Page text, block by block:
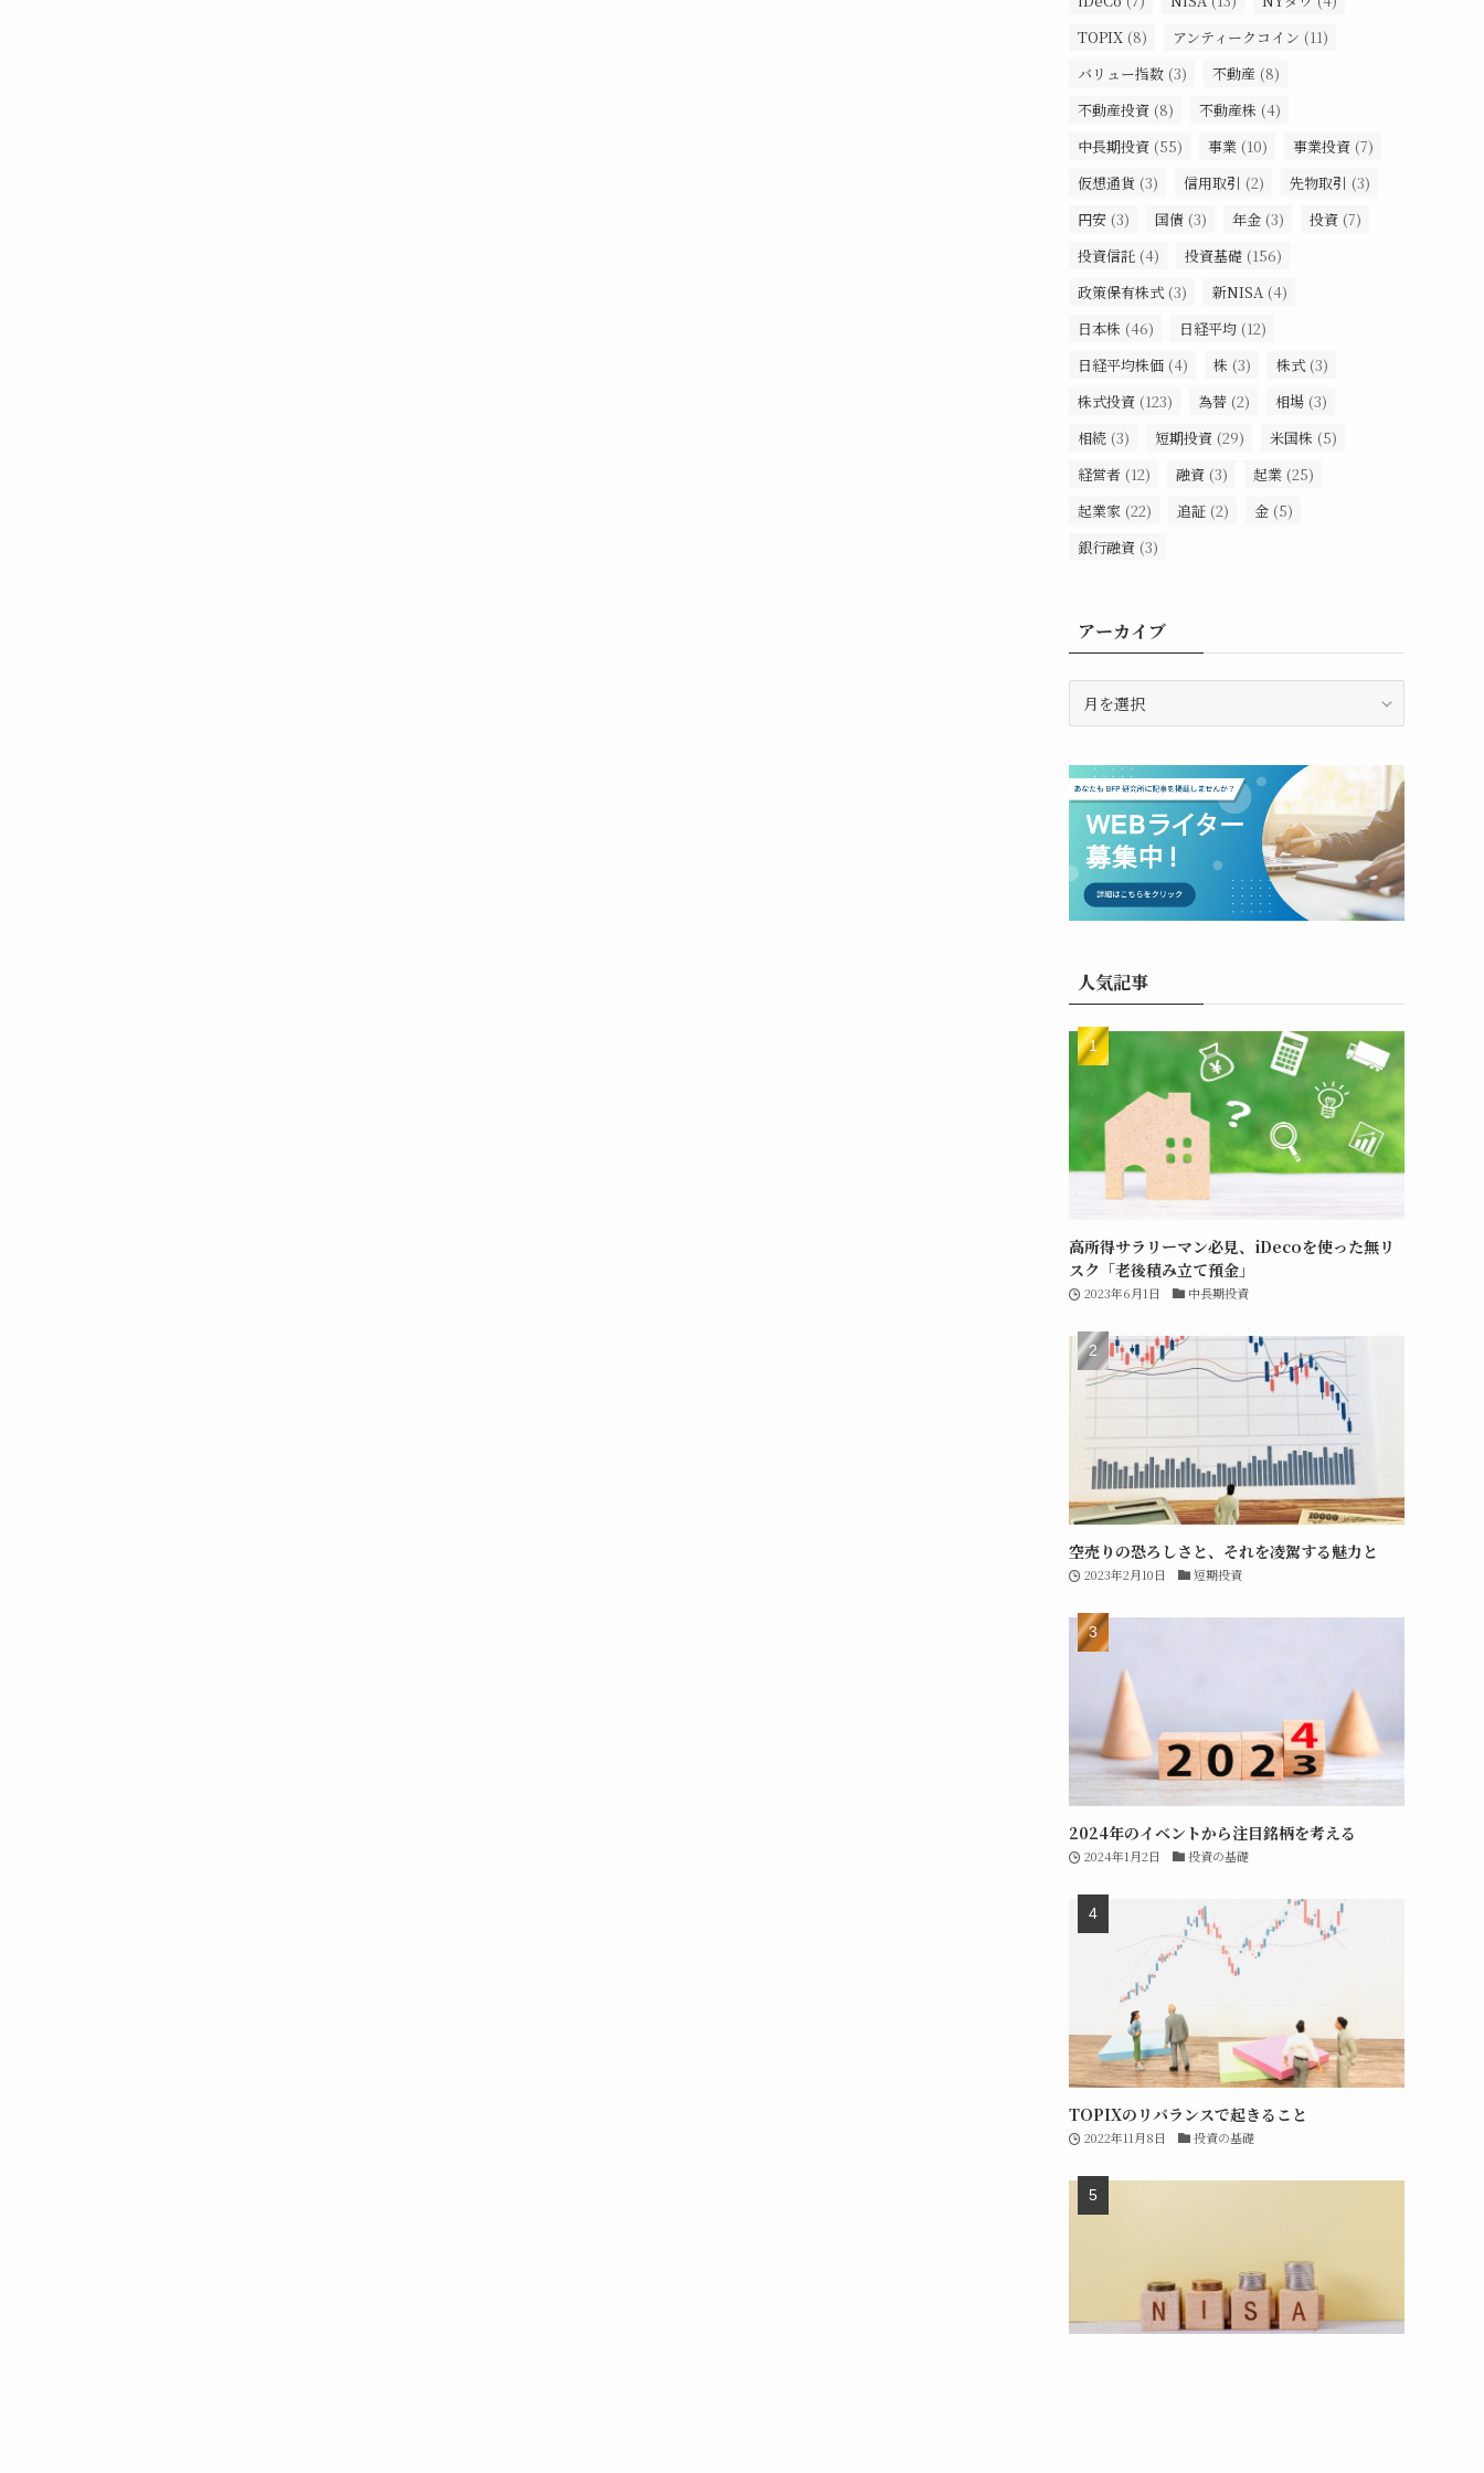
TOPIX (8) アンティークコイン (11)
バリュー指数 (3) 不動産 (8)
不動産投資 (8) 不動産株 (4)
中長期投資 (55) 事業 (10) 事業投資 (7)
仮想通貨 (3) 信用取引 (2) 先物取引 (3)
円安 (3) 国債 (3) 年金 (3) 投資 (7)
投資信託 (4) 投資基礎 (156)
政策保有株式 (3) 新NISA (4)
日本株 (46) 日経平均 (12)
日経平均株価 (4) 株 (3) 株式 (3)
株式投資 (123) 為替 (2) 相場 (3)
相続 (3) 短期投資 (29) 米国株 (5)
経営者 (12) 融資 (3) 起業 (25)
起業家 (22) 追証 (2) 金 (5)
銀行融資 (3)
アーカイブ
イ
ブ
人気記事
高所得サラリーマン必見、iDecoを使った無リ
スク「老後積み立て預金」
2023年6月1日 中長期投資
空売りの恐ろしさと、それを凌駕する魅力と
2023年2月10日 短期投資
2024年のイベントから注目銘柄を考える
2024年1月2日 投資の基礎
TOPIXのリバランスで起きること
2022年11月8日 投資の基礎